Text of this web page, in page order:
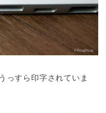
っすら印字されていま